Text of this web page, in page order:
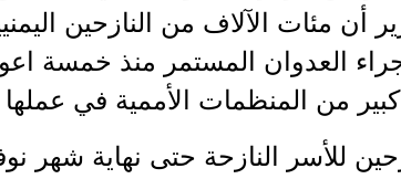
أن مئات الآلاف من النازحين
جراء العدوان المستمر منذ خمسة
من المنظمات الأممية في عملها